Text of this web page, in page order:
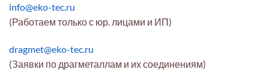
info@eko-tec.ru
(Работаем только с юр. лицами и ИП)
dragmet@eko-tec.ru
(Заявки по драгметаллам и их соединениям)